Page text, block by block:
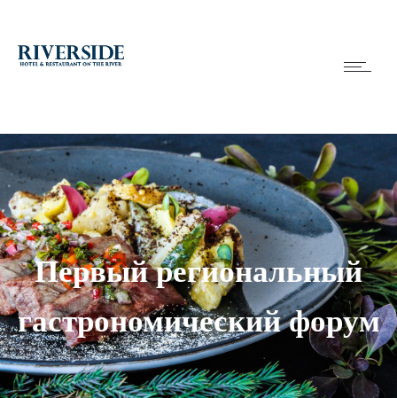
Первый региональный
гастрономический форум